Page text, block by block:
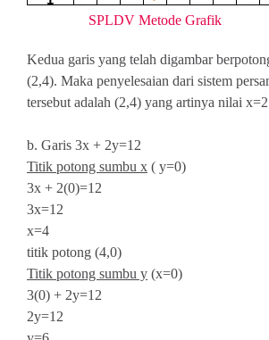
SPLDV Metode Grafik
Kedua garis yang telah digambar
(2,4). Maka penyelesaian dari sistem
tersebut adalah (2,4) yang artinya nilai
b. Garis 3x + 2y=12
Titik potong sumbu x ( y=0)
3x + 2(0)=12
3x=12
x=4
titik potong (4,0)
Titik potong sumbu y (x=0)
3(0) + 2y=12
2y=12